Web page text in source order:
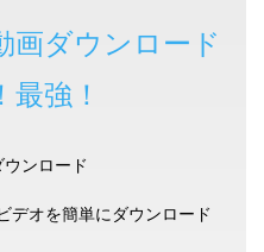
画ダウンロード
強！
デオを簡単にダウンロード